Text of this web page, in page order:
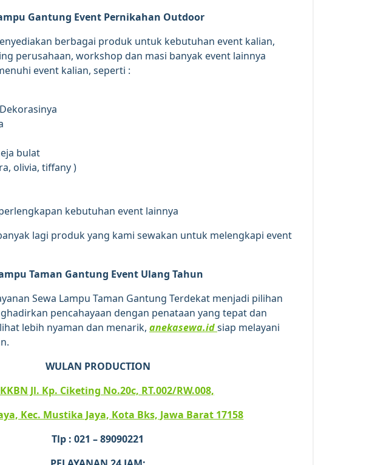
Gantung Event Pernikahan Outdoor
berbagai produk untuk kebutuhan event kalian,
perusahaan, workshop dan masi banyak event lainnya
event kalian, seperti :
bulat
olivia, tiffany )
kebutuhan event lainnya
lagi produk yang kami sewakan untuk melengkapi event
Taman Gantung Event Ulang Tahun
Sewa Lampu Taman Gantung Terdekat menjadi pilihan
pencahayaan dengan penataan yang tepat dan
lebih nyaman dan menarik, anekasewa.idsiap melayani
WULAN PRODUCTION
Jl. Kp. Ciketing No.20c, RT.002/RW.008,
Kec. Mustika Jaya, Kota Bks, Jawa Barat 17158
Tlp : 021 – 89090221